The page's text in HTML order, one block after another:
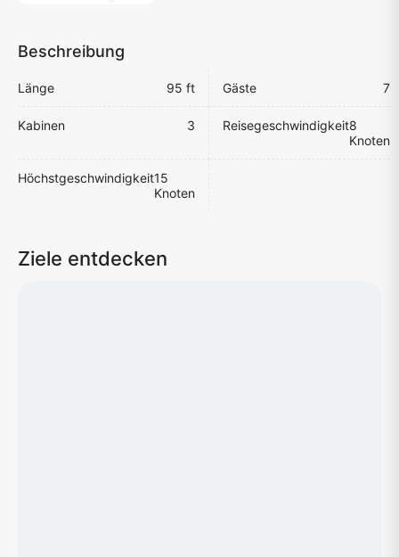
Beschreibung
Länge 95 ft Gäste 7
Kabinen 3 Reisegeschwindigkeit8
Knoten
Höchstgeschwindigkeit15
Knoten
Ziele entdecken